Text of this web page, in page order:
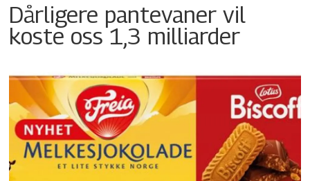
Dårligere pantevaner vil
koste oss 1,3 milliarder